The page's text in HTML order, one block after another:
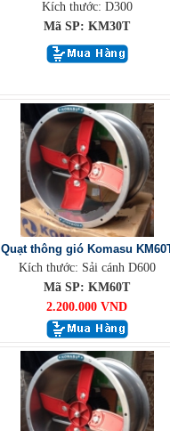
Kích thước: D300
Mã SP: KM30T
Quạt thông gió Komasu
Kích thước: Sải cánh D600
Mã SP: KM60T
2.200.000 VND